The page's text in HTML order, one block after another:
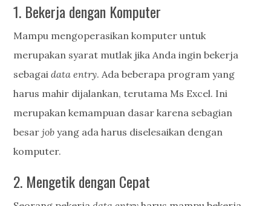
1. Bekerja dengan Komputer
Mampu mengoperasikan komputer untuk
merupakan syarat mutlak jika Anda ingin bekerja
sebagaidata entry. Ada beberapa program yang
harus mahir dijalankan, terutama Ms Excel. Ini
merupakan kemampuan dasar karena sebagian
besarjob yang ada harus diselesaikan dengan
komputer.
2. Mengetik dengan Cepat